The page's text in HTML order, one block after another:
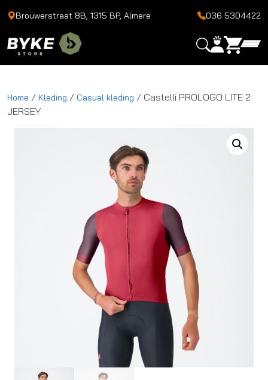
Brouwerstraat 8B, 1315 BP, Almere 036 5304422
Home / Kleding / Casual kleding / Castelli PROLOGO LITE 2
JERSEY